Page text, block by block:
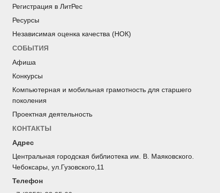
Регистрация в ЛитРес
Ресурсы
Независимая оценка качества (НОК)
СОБЫТИЯ
Афиша
Конкурсы
Компьютерная и мобильная грамотность для старшего
поколения
Проектная деятельность
КОНТАКТЫ
Адрес
Центральная городская библиотека им. В. Маяковского.
Чебоксары, ул.Гузовского,11
Телефон